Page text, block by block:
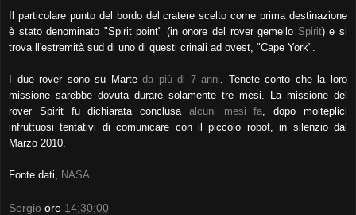
Il particolare punto del bordo del cratere scelto come prima destinazione
è stato denominato "Spirit point" (in onore del rover gemello Spirit) e si
trova ll'estremità sud di uno di questi crinali ad ovest, "Cape York".
I due rover sono su Marteda più di 7 anni . Tenete conto che la loro
missione sarebbe dovuta durare solamente tre mesi. La missione del
rover Spirit fu dichiarata conclusa alcuni mesi fa , dopo molteplici
infruttuosi tentativi di comunicare con il piccolo robot, in silenzio dal
Marzo 2010.
Fonte dati, NASA
Sergio ore 14:30:00